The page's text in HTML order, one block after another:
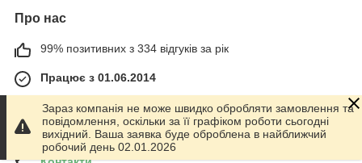
Про нас
99% позитивних з 334 відгуків за рік
Працює з 01.06.2014
м. Харків
График работы 10.00-17.00. Суббота - Воскресенье
выходной!, Харків, Україна
Зараз компанія не може швидко обробляти замовлення та
повідомлення, оскільки за її графіком роботи сьогодні
вихідний. Ваша заявка буде оброблена в найближчий
робочий день 02.01.2026